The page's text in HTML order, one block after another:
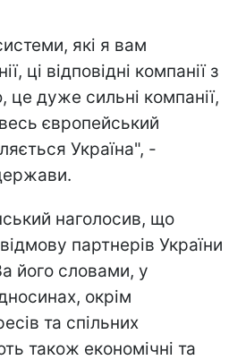
які я вам
ці відповідні компанії з
це дуже сильні компанії,
європейський
Україна", -
наголосив, що
партнерів України
його словами, у
окрім
та спільних
також економічні та